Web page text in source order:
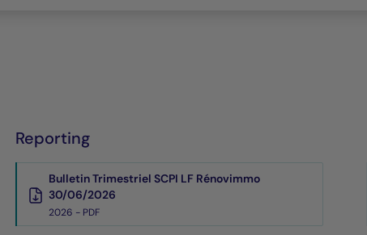
Reporting
Bulletin Trimestriel SCPI LF Rénovimmo
30/06/2026
2026 - PDF